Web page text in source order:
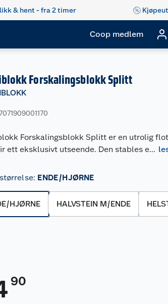
& hent - fra 2 timer
Coop medlem
Forskalingsblokk Splitt
Forskalingsblokk Splitt er en utrolig
ett eksklusivt utseende. Den stables e...
: ENDE/HJØRNE
HJØRNE HALVSTEIN M/ENDE
90